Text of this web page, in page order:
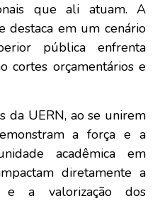
que ali atuam. A
destaca em um cenário
pública enfrenta
cortes orçamentários e
da UERN, ao se unirem
a força e a
acadêmica em
diretamente a
e a valorização dos